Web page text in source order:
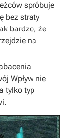
spróbuje
bez straty
bardzo, że
na
Wpływ nie
tylko typ